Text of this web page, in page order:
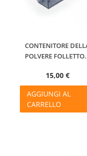
CONTENITORE
POLVERE
15,00 €
AGGIUNGI AL
CARRELLO